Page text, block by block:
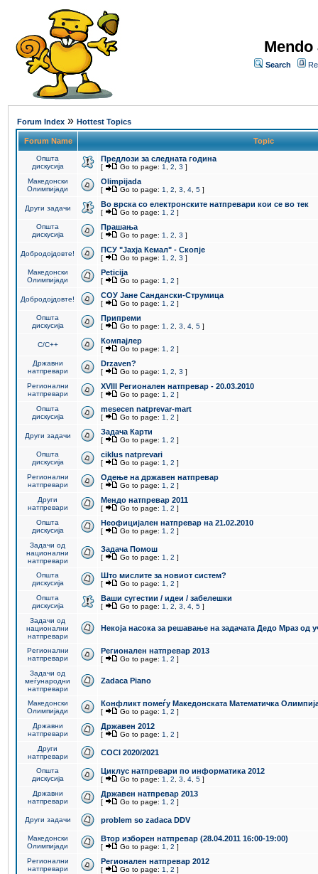
Search
Forum Index » Hottest Topics
Forum Name Topic
Општа
дискусија
Предлози за следната година
[ Go to page: 1 2 3 ]
Македонски
Олимпијади
Olimpijada
[ Go to page: 1 2 3 4 5 ]
Други задачи Во врска со електронските натпревари кои се во тек
[ Go to page: 1 2 ]
Општа
дискусија
Прашања
[ Go to page: 1 2 3 ]
Добродојдовте! ПCУ "Јахја Кемал" - Скопје
[ Go to page: 1 2 3 ]
Македонски
Олимпијади
Peticija
[ Go to page: 1 2 ]
Добродојдовте! СОУ Јане Сандански-Струмица
[ Go to page: 1 2 ]
Општа
дискусија
Припреми
[ Go to page: 1 2 3 4 5 ]
C/C++ Компајлер
[ Go to page: 1 2 ]
Државни
натпревари
Drzaven?
[ Go to page: 1 2 3 ]
Регионални
натпревари
XVIII Регионален натпревар - 20.03.2010
[ Go to page: 1 2 ]
Општа
дискусија
mesecen natprevar-mart
[ Go to page: 1 2 ]
Други задачи Задача Карти
[ Go to page: 1 2 ]
Општа
дискусија
ciklus natprevari
[ Go to page: 1 2 ]
Регионални
натпревари
Одење на државен натпревар
[ Go to page: 1 2 ]
Други
натпревари
Мендо натпревар 2011
[ Go to page: 1 2 ]
Општа
дискусија
Неофицијален натпревар на 21.02.2010
[ Go to page: 1 2 ]
Задачи од
национални
натпревари
Задача Помош
[ Go to page: 1 2 ]
Општа
дискусија
Што мислите за новиот систем?
[ Go to page: 1 2 ]
Општа
дискусија
Ваши сугестии / идеи / забелешки
[ Go to page: 1 2 3 4 5 ]
Задачи од
национални
натпревари
Некоја насока за решавање на задачата Дедо Мраз од
Регионални
натпревари
Регионален натпревар 2013
[ Go to page: 1 2 ]
Задачи од
меѓународни
натпревари
Zadaca Piano
Македонски
Олимпијади
Конфликт помеѓу Македонската Математичка
[ Go to page: 1 2 ]
Државни
натпревари
Државен 2012
[ Go to page: 1 2 ]
Други
натпревари
COCI 2020/2021
Општа
дискусија
Циклус натпревари по информатика 2012
[ Go to page: 1 2 3 4 5 ]
Државни
натпревари
Државен натпревар 2013
[ Go to page: 1 2 ]
Други задачи problem so zadaca DDV
Македонски
Олимпијади
Втор изборен натпревар (28.04.2011 16:00-19:00)
[ Go to page: 1 2 ]
Регионални
натпревари
Регионален натпревар 2012
[ Go to page: 1 2 ]